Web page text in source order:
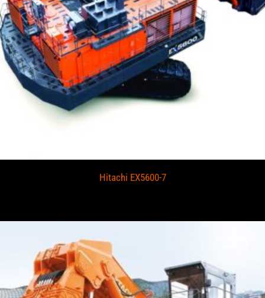
Hitachi EX5600-7